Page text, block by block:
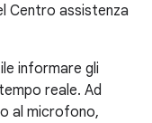
Centro assistenza
informare gli
reale. Ad
al microfono,